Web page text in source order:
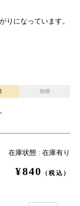
りになっています。
熱燗
在庫状態 : 在庫有り
¥840 （税込）